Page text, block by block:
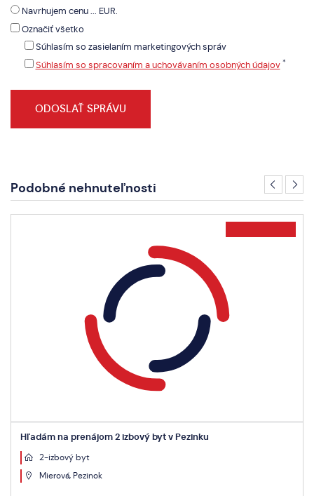
Navrhujem cenu ... EUR.
Označiť všetko
Súhlasím so zasielaním marketingových správ
Súhlasím so spracovaním a uchovávaním osobných údajov *
Podobné nehnuteľnosti
Hľadám na prenájom 2 izbový byt v Pezinku
2-izbový byt
Mierová, Pezinok